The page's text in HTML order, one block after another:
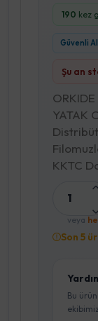
190 kez
Güvenli
Şu an
YATAK
KKTC
1
veya
Son 5
Bu